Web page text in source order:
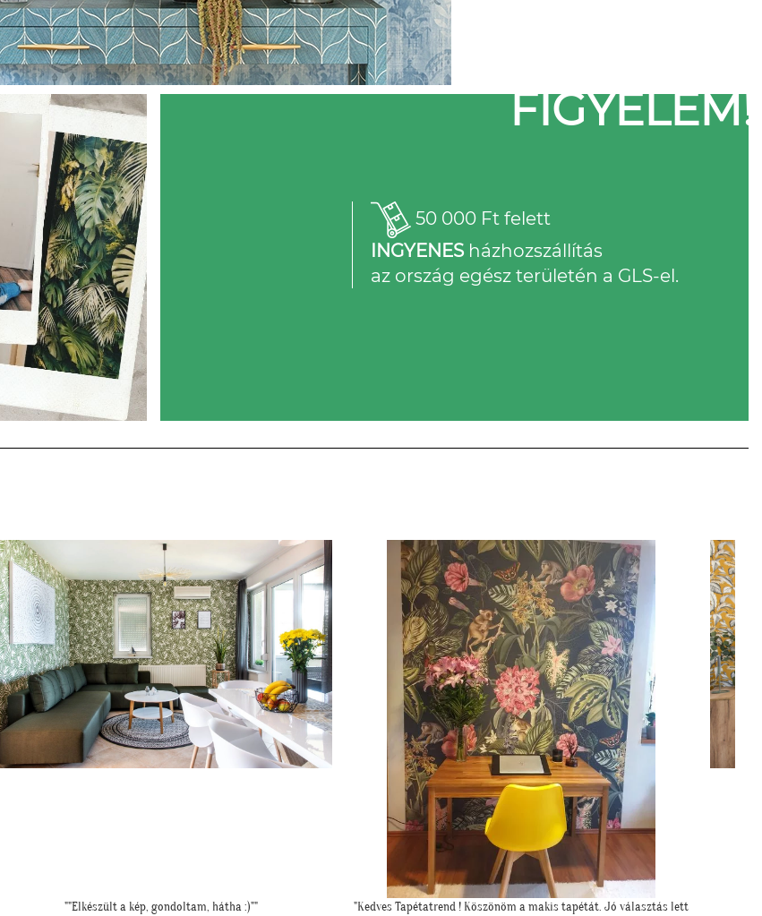
FIGYELEM!
50 000 Ft felett
INGYENESházhozszállítás
az ország egész területén a GLS-el.
"Kedves Tapétatrend ! Köszönöm a makis tapétát. Jó választás lett
"Elkészültünk, szuper lett. :)"